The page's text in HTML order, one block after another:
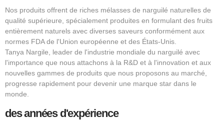
Nos produits offrent de riches mélasses de narguilé naturelles de
qualité supérieure, spécialement produites en formulant des fruits
entièrement naturels avec diverses saveurs conformément aux
normes FDA de l'Union européenne et des États-Unis.
Tanya Nargile, leader de l'industrie mondiale du narguilé avec
l'importance que nous attachons à la R&D et à l'innovation et aux
nouvelles gammes de produits que nous proposons au marché,
progresse rapidement pour devenir une marque star dans le
monde.
des années d'expérience